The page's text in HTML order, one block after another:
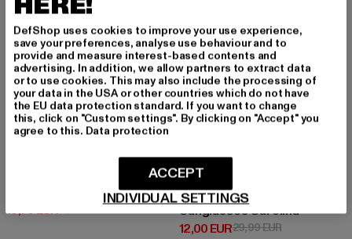
No Show Socks 5-Pack
10,79 EUR
Derzeitiger Preis: 10,79 EUR
11,99 EURAktionspreis: 11,99 EUR
URBAN CLASSICS
Sunglasses Carolina
12,00 EUR
Derzeitiger Preis: 12,00 EUR
29,99 EURAktionspreis:
DefShop uses cookies to improve your use experience,
save your preferences, analyse use behaviour and to
provide and measure interest-based contents and
advertising. In addition, we allow partners to extract data
or to use cookies. This may also include the processing of
your data in the USA or other countries which do not have
the EU data protection standard. If you want to change
this, click on "Custom settings". By clicking on "Accept" you
agree to this. Data protection
INDIVIDUAL SETTINGS
ACCEPT